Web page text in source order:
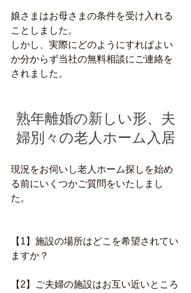
娘さまはお母さまの条件を受け入れる
ことしました。
しかし、実際にどのようにすればよい
か分からず当社の無料相談にご連絡を
されました。
熟年離婚の新しい形、夫
婦別々の老人ホーム入居
現況をお伺いし老人ホーム探しを始め
る前にいくつかご質問をいたしまし
た。
【1】施設の場所はどこを希望されてい
ますか？
【2】ご夫婦の施設はお互い近いところ